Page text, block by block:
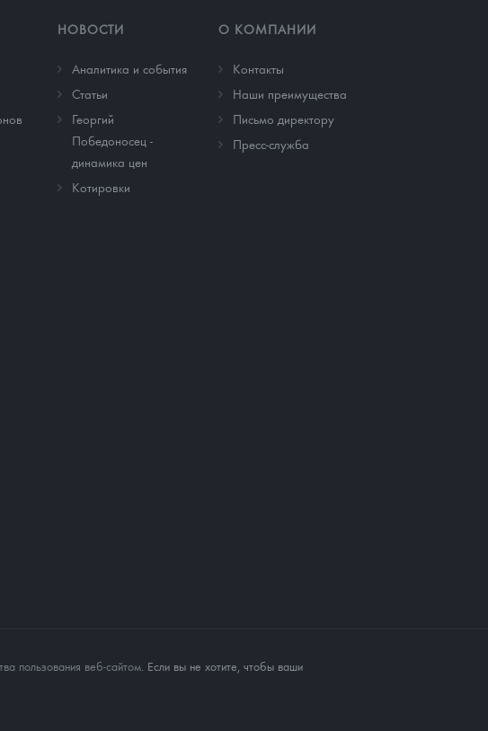
НОВОСТИ
Аналитика и события
Cтатьи
Георгий
Победоносец -
динамика цен
Котировки
О КОМПАНИИ
Контакты
Наши преимущества
Письмо директору
Пресс-служба
пользования веб-сайтом. Если вы не хотите, чтобы ваши